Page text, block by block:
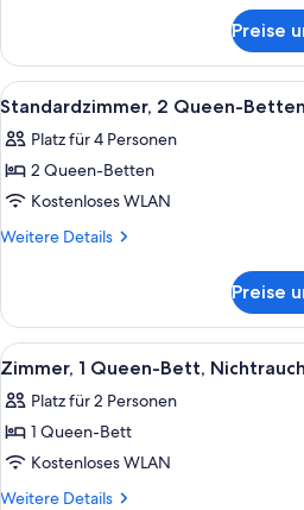
1 King-
Bett,
Nichtraucher
Preise
Alle
Fotos
für
Standardzimmer,
2 Queen-
Betten,
Ein
6
Standardzimmer, 2 Queen-
Platz für 4 Personen
2 Queen-Betten
Kostenloses WLAN
Weitere Details
Weitere
2 Queen-
Betten,
Nichtraucher
Preise
Alle
Fotos
für
Zimmer,
1
Queen-
Ein
4
Zimmer, 1 Queen-Bett,
Platz für 2 Personen
1 Queen-Bett
Kostenloses WLAN
Weitere Details
Weitere